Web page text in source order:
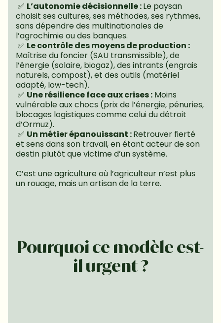
✅ L’autonomie décisionnelle : Le paysan
choisit ses cultures, ses méthodes, ses rythmes,
sans dépendre des multinationales de
l’agrochimie ou des banques.
✅
Maîtrise du foncier (SAU transmissible), de
l’énergie (solaire, biogaz), des intrants (engrais
naturels, compost), et des outils (matériel
adapté, low-tech).
✅ Une résilience face aux crises : Moins
vulnérable aux chocs (prix de l’énergie, pénuries,
blocages logistiques comme celui du détroit
d’Ormuz).
✅ Un métier épanouissant : Retrouver fierté
et sens dans son travail, en étant acteur de son
destin plutôt que victime d’un système.
C’est une agriculture où l’agriculteur n’est plus
un rouage, mais un artisan de la terre.
Pourquoi ce modèle est-
il urgent ?